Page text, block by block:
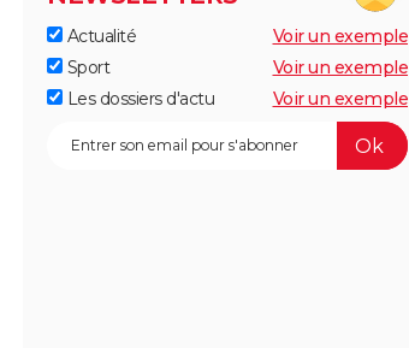
Actualité
Voir un exemple
Sport
Voir un exemple
Les dossiers d'actu
Voir un exemple